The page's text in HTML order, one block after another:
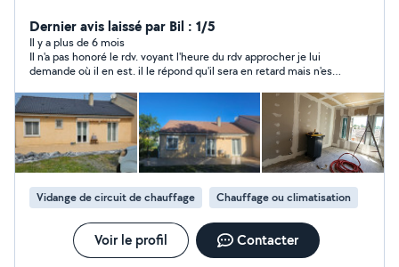
Décennale et RC Pro PEINTURE Application de
revêtement/placo/carrelage/papier peint CARRELAGE
Carrelage,faïence,pose de parquet et sol pvc
PLOMBERIE Dépannage création rénovation
MEUNUISERIE réparation vitres/pose de porte et
fenêtre,installation de cuisine
ISOLATION/Aménagement Combles,cave,intérieur
extérieur cloison ENTRETIEN D'ESPACE VERTS
Tonte/débroussaillage/taille de haies. Forfait entretient
terrain à l'année à partir de 80euros/mois. NETOYAGE
Toiture façade débarras suite décès et autres.
MAÇONNERIE Mur de soutènement,
escalier,clôture,dalle,terrasse, extension Nous
travaillons essentiellement avec des agent immobilier,
Dernier avis laissé par Bil : 1/5
Il y a plus de 6 mois
Il n'a pas honoré le rdv. voyant l'heure du rdv approcher je lui
demande où il en est. il le répond qu'il sera en retard mais n'est
cette personne. dommage.
Vidange de circuit de chauffage Chauffage ou climatisation
Voir le profil Contacter